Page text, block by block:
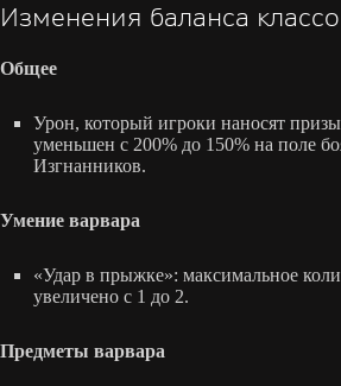
Изменения баланса
Общее
Урон, который игроки наносят
уменьшен с 200% до 150% на поле
Изгнанников.
Умение варвара
«Удар в прыжке»: максимальное
увеличено с 1 до 2.
Предметы варвара